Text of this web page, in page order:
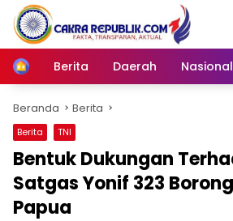
Langsung
konten
Home
Berita Daerah Nasional
Beranda Berita
Berita TNI
Bentuk Dukungan
Satgas Yonif 323
Papua